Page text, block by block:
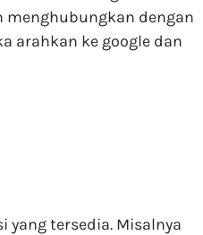
dengan
arahkan ke google dan
yang tersedia. Misalnya